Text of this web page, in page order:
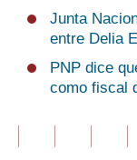
Junta
entre Delia
PNP dice
como fiscal